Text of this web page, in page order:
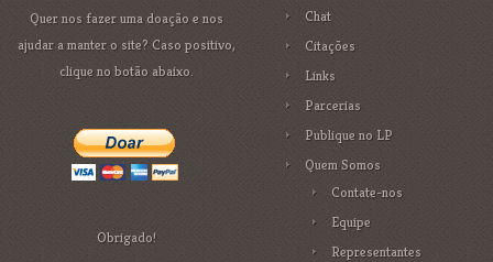
Quer nos fazer uma doação e nos
ajudar a manter o site? Caso positivo,
clique no botão abaixo.
Obrigado!
Chat
Citações
Links
Parcerias
Publique no LP
Quem Somos
Contate-nos
Equipe
Representantes